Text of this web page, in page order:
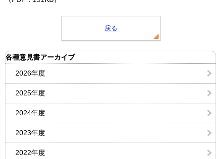
戻る
各種意見書アーカイブ
2026年度
2025年度
2024年度
2023年度
2022年度